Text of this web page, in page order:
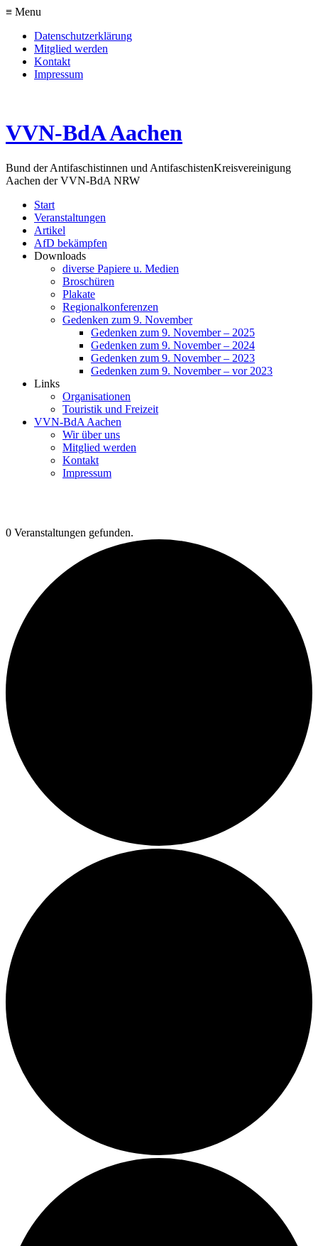
≡ Menu
Datenschutzerklärung
Mitglied werden
Kontakt
Impressum
VVN-BdA Aachen
Bund der Antifaschistinnen und AntifaschistenKreisvereinigung
Aachen der VVN-BdA NRW
Start
Veranstaltungen
Artikel
AfD bekämpfen
Downloads
diverse Papiere u. Medien
Broschüren
Plakate
Regionalkonferenzen
Gedenken zum 9. November
Gedenken zum 9. November – 2025
Gedenken zum 9. November – 2024
Gedenken zum 9. November – 2023
Gedenken zum 9. November – vor 2023
Links
Organisationen
Touristik und Freizeit
VVN-BdA Aachen
Wir über uns
Mitglied werden
Kontakt
Impressum
0 Veranstaltungen gefunden.